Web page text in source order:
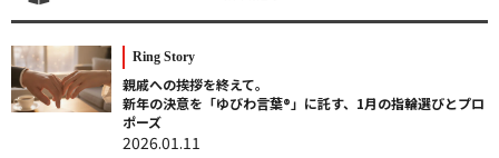
Ring Story
親戚への挨拶を終えて。
新年の決意を「ゆびわ言葉®」に託す、1月の指輪選びとプロ
ポーズ
2026.01.11